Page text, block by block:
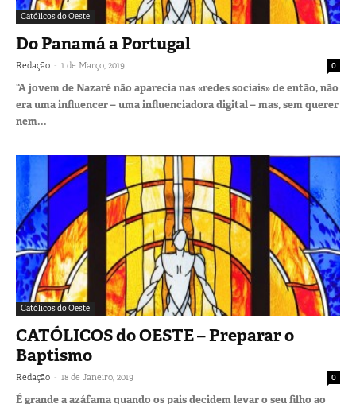
Católicos do Oeste
Do Panamá a Portugal
Redação - 1 de Março, 2019 0
“A jovem de Nazaré não aparecia nas «redes sociais» de então, não
era uma influencer – uma influenciadora digital – mas, sem querer
nem...
Católicos do Oeste
CATÓLICOS do OESTE – Preparar o
Baptismo
Redação - 18 de Janeiro, 2019 0
É grande a azáfama quando os pais decidem levar o seu filho ao